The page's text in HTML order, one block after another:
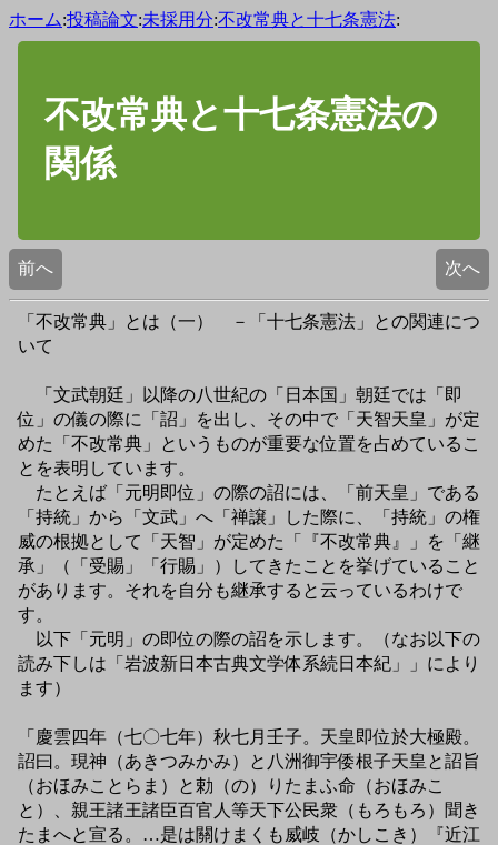
ホーム:投稿論文:未採用分:不改常典と十七条憲法:
不改常典と十七条憲法の
関係
前へ 次へ
「不改常典」とは（一） －「十七条憲法」との関連につ
いて
「文武朝廷」以降の八世紀の「日本国」朝廷では「即
位」の儀の際に「詔」を出し、その中で「天智天皇」が定
めた「不改常典」というものが重要な位置を占めているこ
とを表明しています。
たとえば「元明即位」の際の詔には、「前天皇」である
「持統」から「文武」へ「禅譲」した際に、「持統」の権
威の根拠として「天智」が定めた「『不改常典』」を「継
承」（「受賜」「行賜」）してきたことを挙げていること
があります。それを自分も継承すると云っているわけで
す。
以下「元明」の即位の際の詔を示します。（なお以下の
読み下しは「岩波新日本古典文学体系続日本紀」」により
ます）
「慶雲四年（七〇七年）秋七月壬子。天皇即位於大極殿。
詔曰。現神（あきつみかみ）と八洲御宇倭根子天皇と詔旨
（おほみことらま）と勅（の）りたまふ命（おほみこ
と）、親王諸王諸臣百官人等天下公民衆（もろもろ）聞き
たまへと宣る。…是は關けまくも威岐（かしこき）『近江